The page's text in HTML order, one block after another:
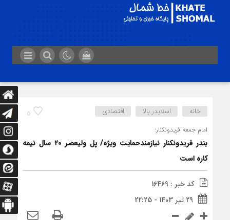
5 خانه اسلایدر بالا اقتصادی
امام جمعه فریدونکنار:
بندر فریدونکنار نیازمندحمایت ویژه/ پل ولیعصر ۲۰ سال نیمه
کاره است
کد خبر : 16469
29 تیر 1403 - 22:25